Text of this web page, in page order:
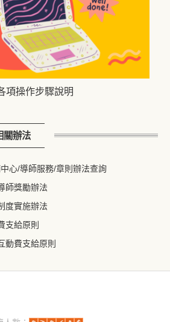
項操作步驟說明
關辦法
心/導師服務/章則辦法查詢
師獎勵辦法
度實施辦法
支給原則
動費支給原則